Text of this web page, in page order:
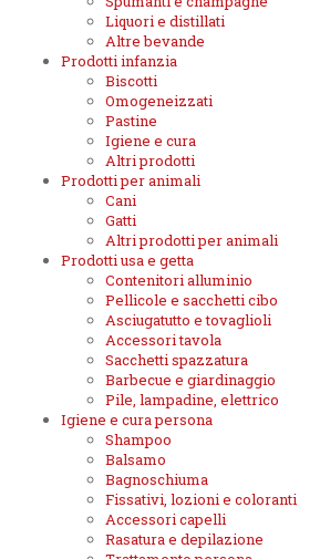
Liquori e distillati
Altre bevande
Prodotti infanzia
Biscotti
Omogeneizzati
Pastine
Igiene e cura
Altri prodotti
Prodotti per animali
Cani
Gatti
Altri prodotti per animali
Prodotti usa e getta
Contenitori alluminio
Pellicole e sacchetti cibo
Asciugatutto e tovaglioli
Accessori tavola
Sacchetti spazzatura
Barbecue e giardinaggio
Pile, lampadine, elettrico
Igiene e cura persona
Shampoo
Balsamo
Bagnoschiuma
Fissativi, lozioni e coloranti
Accessori capelli
Rasatura e depilazione